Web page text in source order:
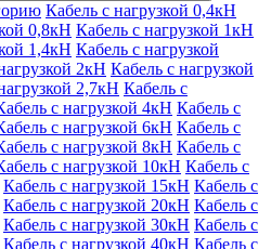
Кабель с нагрузкой 0,4кН
0,8кН Кабель с нагрузкой 1кН
1,4кН Кабель с нагрузкой
2кН Кабель с нагрузкой
2,7кН Кабель с
с нагрузкой 4кН Кабель с
с нагрузкой 6кН Кабель с
с нагрузкой 8кН Кабель с
с нагрузкой 10кН Кабель с
Кабель с нагрузкой 15кН Кабель с
Кабель с нагрузкой 20кН Кабель с
Кабель с нагрузкой 30кН Кабель с
Кабель с нагрузкой 40кН Кабель с